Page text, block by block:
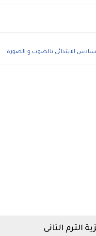
الابتدائى بالصوت و الصورة
الترم الثانى